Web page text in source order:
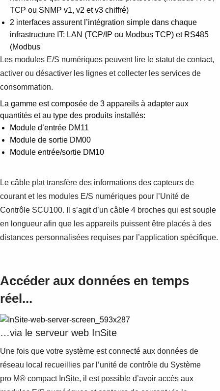
TCP ou SNMP v1, v2 et v3 chiffré)
2 interfaces assurent l’intégration simple dans chaque
infrastructure IT: LAN (TCP/IP ou Modbus TCP) et RS485
(Modbus
Les modules E/S numériques peuvent lire le statut de contact,
activer ou désactiver les lignes et collecter les services de
consommation.
La gamme est composée de 3 appareils à adapter aux
quantités et au type des produits installés:
Module d’entrée DM11
Module de sortie DM00
Module entrée/sortie DM10
Le câble plat transfère des informations des capteurs de
courant et les modules E/S numériques pour l’Unité de
Contrôle SCU100. Il s’agit d’un câble 4 broches qui est souple
en longueur afin que les appareils puissent être placés à des
distances personnalisées requises par l’application spécifique.
Accéder aux données en temps
réel...
…via le serveur web InSite
Une fois que votre système est connecté aux données de
réseau local recueillies par l’unité de contrôle du Système
pro M® compact InSite, il est possible d’avoir accès aux